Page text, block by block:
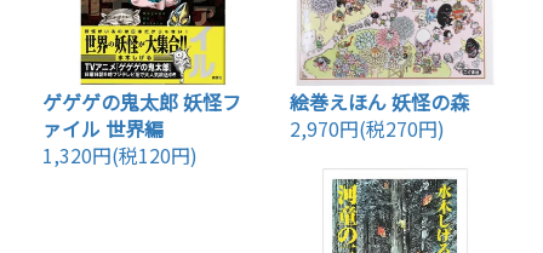
ゲゲゲの鬼太郎 妖怪フ
ァイル 世界編
1,320円(税120円)
絵巻えほん 妖怪の森
2,970円(税270円)